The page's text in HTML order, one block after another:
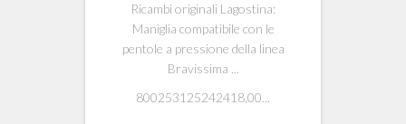
Ricambi originali Lagostina:
Maniglia compatibile con le
pentole a pressione della linea
Bravissima ...
800253125242418,00...